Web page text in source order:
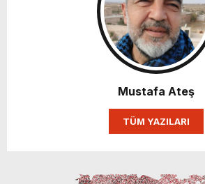
Mustafa Ateş
TÜM YAZILARI